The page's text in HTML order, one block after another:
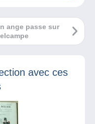
ange passe sur
avec ces